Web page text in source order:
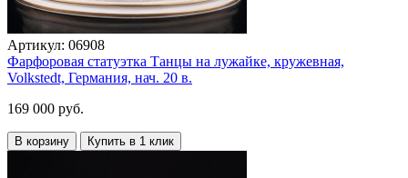
Артикул: 06908
Фарфоровая статуэтка Танцы на лужайке, кружевная,
Volkstedt, Германия, нач. 20 в.
169 000 руб.
В корзину Купить в 1 клик